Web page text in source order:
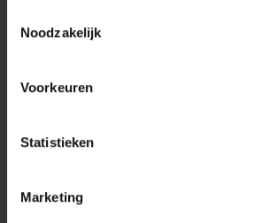
Noodzakelijk
Voorkeuren
Statistieken
Marketing
Ohmstraat 8
033-245 8334
Onze merken